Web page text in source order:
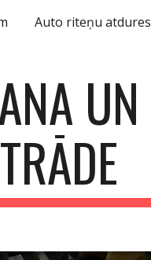
Skip to navigation
Auto riteņu atdures
UN